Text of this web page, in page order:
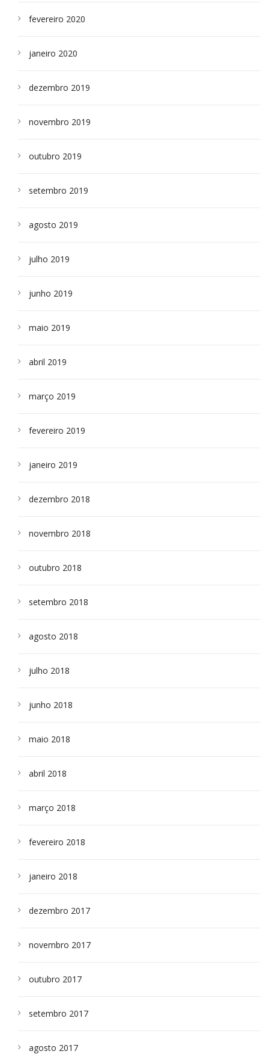
fevereiro 2020
janeiro 2020
dezembro 2019
novembro 2019
outubro 2019
setembro 2019
agosto 2019
julho 2019
junho 2019
maio 2019
abril 2019
março 2019
fevereiro 2019
janeiro 2019
dezembro 2018
novembro 2018
outubro 2018
setembro 2018
agosto 2018
julho 2018
junho 2018
maio 2018
abril 2018
março 2018
fevereiro 2018
janeiro 2018
dezembro 2017
novembro 2017
outubro 2017
setembro 2017
agosto 2017